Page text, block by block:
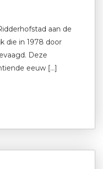
aan de
die in 1978 door
Deze
eeuw […]